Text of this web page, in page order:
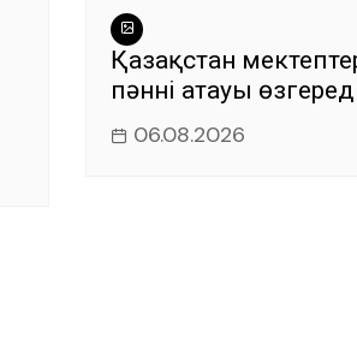
Қазақстан
пәннің атауы
06.08.2026